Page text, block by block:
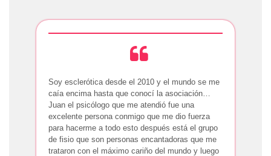
Soy esclerótica desde el 2010 y el mundo se me
caía encima hasta que conocí la asociación…
Juan el psicólogo que me atendió fue una
excelente persona conmigo que me dio fuerza
para hacerme a todo esto después está el grupo
de fisio que son personas encantadoras que me
trataron con el máximo cariño del mundo y luego